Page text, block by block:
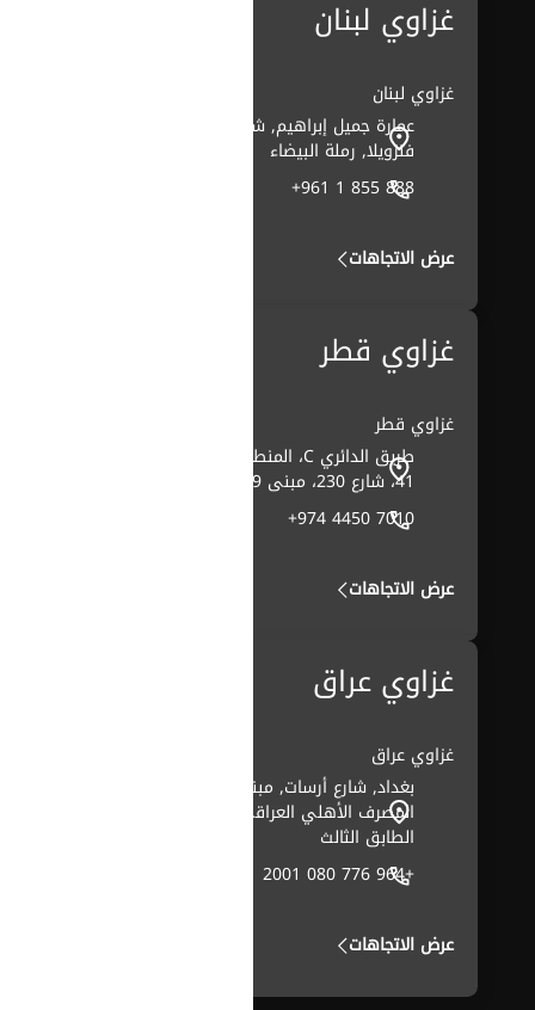
غزاوي لبنان
غزاوي لبنان
عمارة جميل إبراهيم, شارع
فنزويلا, رملة البيضاء
+961 1 855 888
عرض الاتجاهات
غزاوي قطر
غزاوي قطر
طريق الدائري C، المنطقة
41، شارع 230، مبنى 269
+974 4450 7010
عرض الاتجاهات
غزاوي عراق
غزاوي عراق
بغداد, شارع أرسات, مبنى
المصرف الأهلي العراقي،
الطابق الثالث
+964 776 080 2001
عرض الاتجاهات